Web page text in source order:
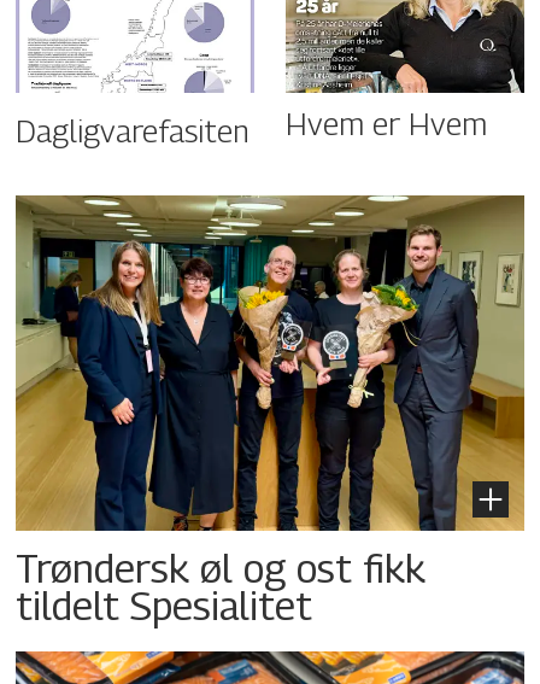
Dagligvarefasiten Hvem er Hvem
Trøndersk øl og ost fikk
tildelt Spesialitet